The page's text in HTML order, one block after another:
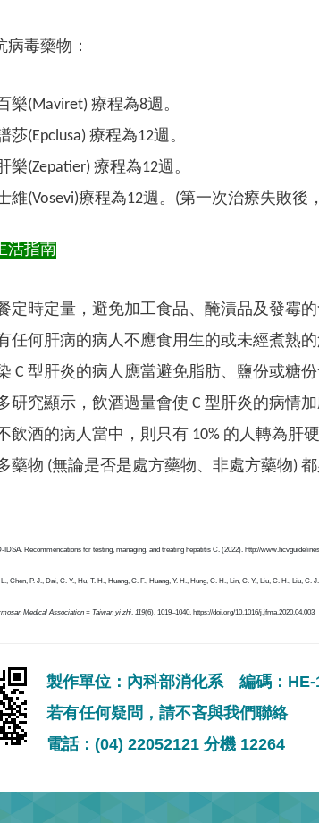
病毒藥物：
樂(Maviret) 療程為8週。
莎(Epclusa) 療程為12週。
樂(Zepatier) 療程為12週。
維(Vosevi)療程為12週。(第一次治療失敗後
活指南
定時定量，避免加工食品、醃漬品及發霉的
任何肝病的病人不應食用生的或未經煮熟的
C 型肝炎的病人應當避免脂肪、鹽份或糖份
研究顯示，飲酒過量會使 C 型肝炎的病情
飲酒的病人當中，則只有 10% 的人轉為肝
藥物 (無論是否是處方藥物、非處方藥物)
IDSA. Recommendations for testing, managing, and treating hepatitis C. (2022). http://
Chen, P. J., Dai, C. Y., Hu, T. H., Huang, C. F., Huang, Y. H., Hung, C. H., Lin, C. Y., Liu, C. H., Liu,
Medical Association = Taiwan yi zhi, 119(6), 1019–1040. https://doi.org/10.1016/j.jfma.2020.04.003
製作單位：內科部消化系 編碼：HE-
若有任何疑問，請不吝與我們聯絡
電話：(04) 22052121 分機 12264